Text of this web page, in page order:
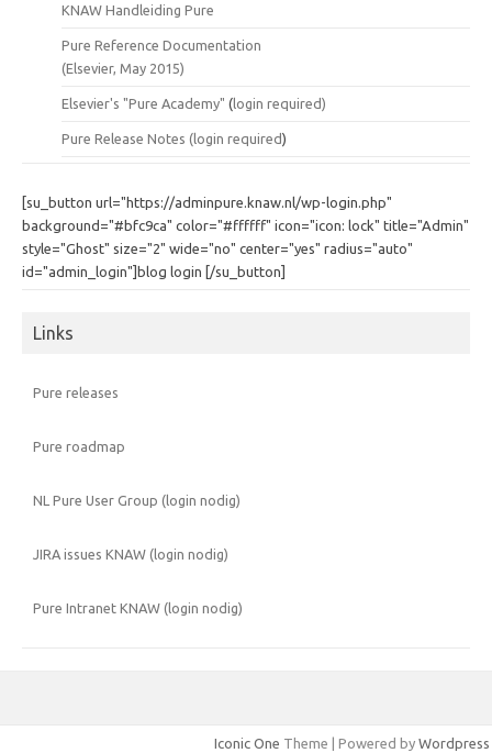
KNAW Handleiding Pure
Pure Reference Documentation
(Elsevier, May 2015)
Elsevier's "Pure Academy" (login required)
Pure Release Notes (login required)
[su_button url="https://adminpure.knaw.nl/wp-login.php"
background="#bfc9ca" color="#ffffff" icon="icon: lock" title="Admin"
style="Ghost" size="2" wide="no" center="yes" radius="auto"
id="admin_login"]blog login [/su_button]
Links
Pure releases
Pure roadmap
NL Pure User Group (login nodig)
JIRA issues KNAW (login nodig)
Pure Intranet KNAW (login nodig)
Iconic One Theme | Powered by Wordpress